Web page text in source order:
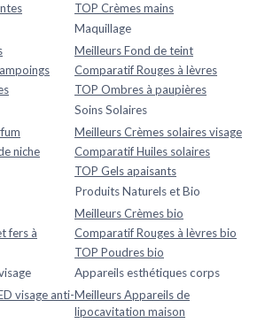
TOP Crèmes mains
Maquillage
Meilleurs Fond de teint
Comparatif Rouges à lèvres
TOP Ombres à paupières
niche
Soins Solaires
Meilleurs Crèmes solaires visage
Comparatif Huiles solaires
TOP Gels apaisants
fers à
Produits Naturels et Bio
Meilleurs Crèmes bio
Comparatif Rouges à lèvres bio
TOP Poudres bio
visage anti-
Appareils esthétiques corps
Meilleurs Appareils de
lipocavitation maison